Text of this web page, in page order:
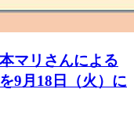
マリさんによる
9月18日（火）に